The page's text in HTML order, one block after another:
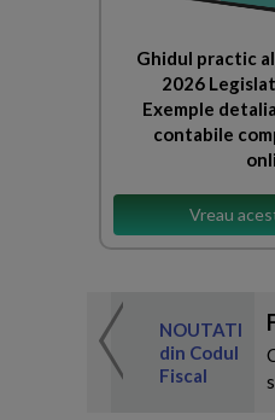
Ghidul practic
2026
Exemple
contabile
Vreau
NOUTATI
din Codul
Fiscal